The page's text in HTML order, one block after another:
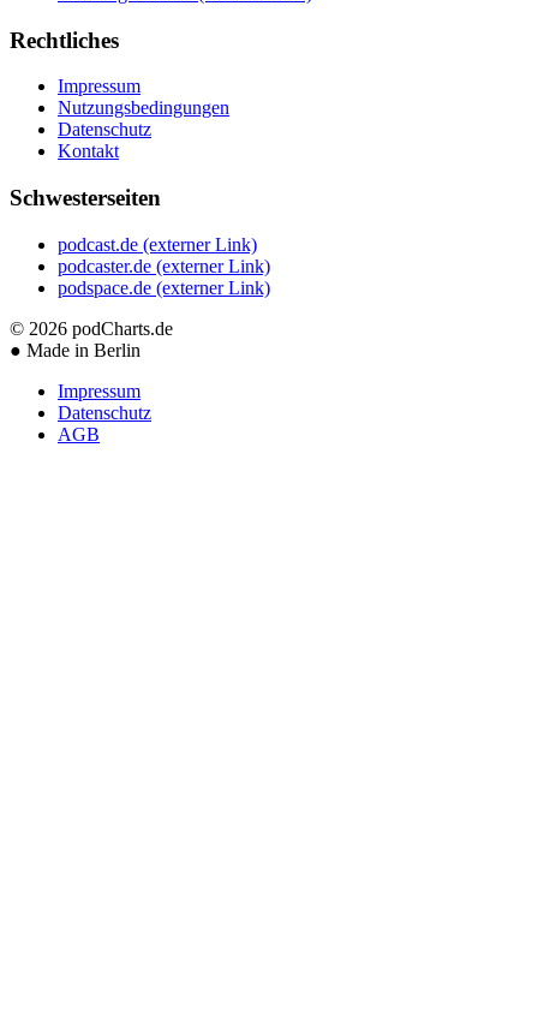
Rechtliches
Impressum
Nutzungsbedingungen
Datenschutz
Kontakt
Schwesterseiten
podcast.de (externer Link)
podcaster.de (externer Link)
podspace.de (externer Link)
© 2026 podCharts.de
● Made in Berlin
Impressum
Datenschutz
AGB